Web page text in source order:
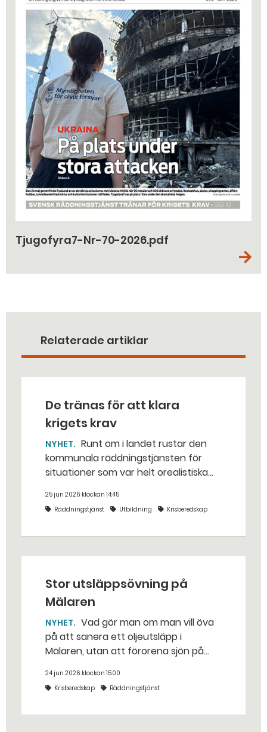
Tjugofyra7-Nr-70-2026.pdf
Relaterade artiklar
De tränas för att klara
krigets krav
NYHET
kommunala räddningstjänsten för
situationer som var helt orealistiska
bakhåll, utspridda granater och hot
från livsfarliga drönare i det
25 jun 2026 klockan 14:45
Räddningstjänst
Utbildning Krisberedskap
Stor utsläppsövning på
Mälaren
NYHET
på att sanera ett oljeutsläpp i
Mälaren, utan att förorena sjön på
stället. Det gjorde räddningstjänsten i
Eskilstuna – tio kubikmeter närmare
24 jun 2026 klockan 15:00
Krisberedskap
Räddningstjänst